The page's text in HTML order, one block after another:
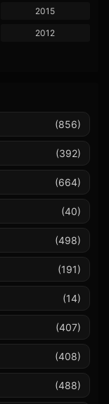
2015
2012
(856)
(392)
(664)
(40)
(498)
(191)
(14)
(407)
(408)
(488)